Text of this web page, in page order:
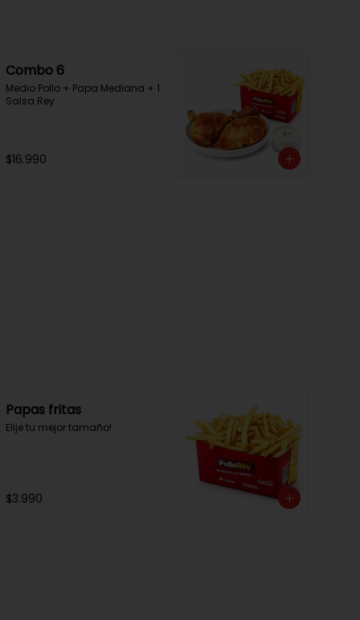
Combo 6
Medio Pollo + Papa Mediana + 1
Salsa Rey
$16.990
Papas fritas
Elije tu mejor tamaño!
$3.990